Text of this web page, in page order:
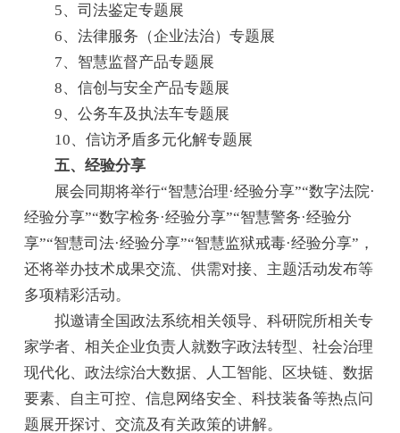
5、司法鉴定专题展
6、法律服务（企业法治）专题展
7、智慧监督产品专题展
8、信创与安全产品专题展
9、公务车及执法车专题展
10、信访矛盾多元化解专题展
五、经验分享
展会同期将举行“智慧治理·经验分享”“数字法院·
经验分享”“数字检务·经验分享”“智慧警务·经验分
享”“智慧司法·经验分享”“智慧监狱戒毒·经验分享”，
还将举办技术成果交流、供需对接、主题活动发布等
多项精彩活动。
拟邀请全国政法系统相关领导、科研院所相关专
家学者、相关企业负责人就数字政法转型、社会治理
现代化、政法综治大数据、人工智能、区块链、数据
要素、自主可控、信息网络安全、科技装备等热点问
题展开探讨、交流及有关政策的讲解。